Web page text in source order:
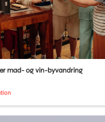
mad- og vin-byvandring